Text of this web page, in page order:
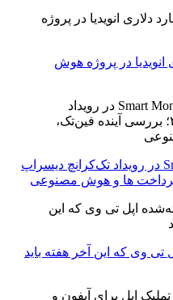
دلاری انویدیا در پروژه هوش
رونمایی از استیج Smart Money در رویداد تک‌کرانچ دیسراپ
وی که این آخر هفته باید